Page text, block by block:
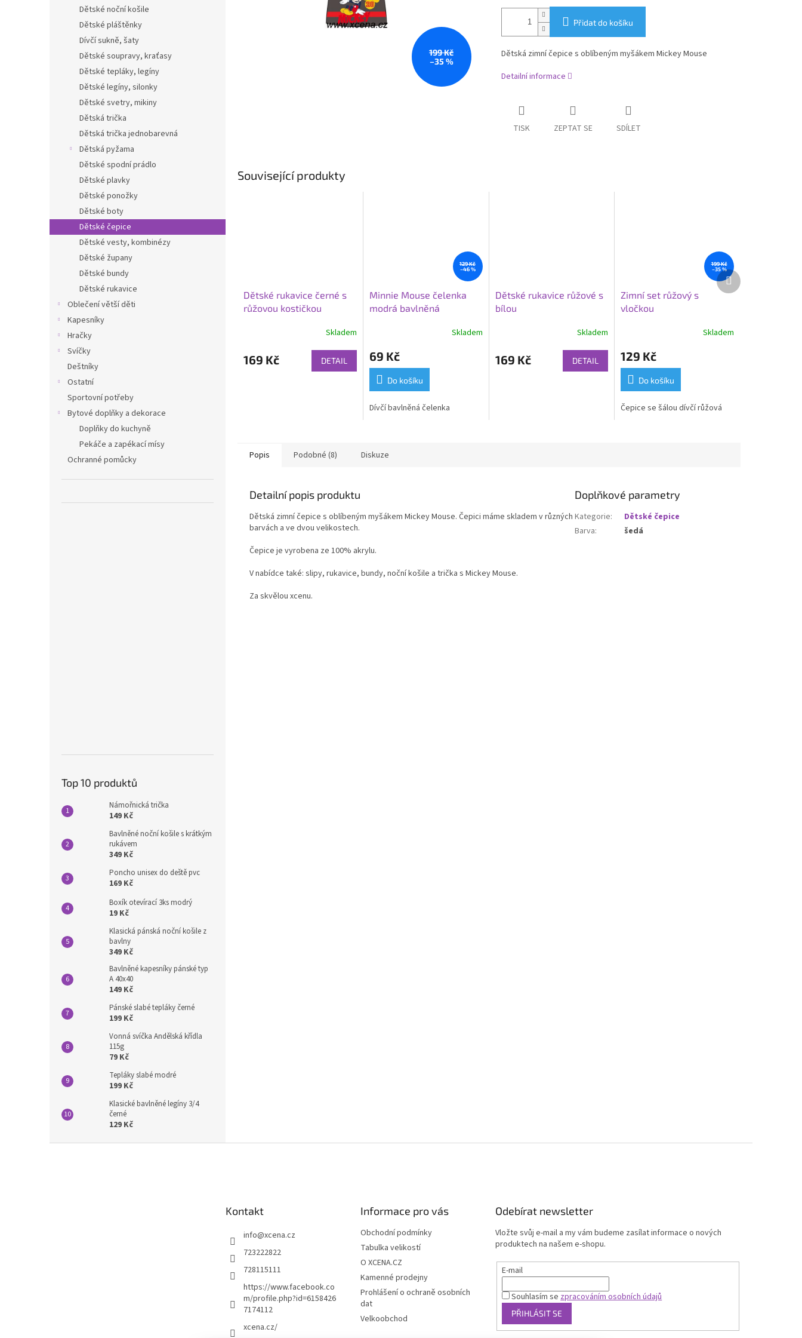
Dětské noční košile
Dětské pláštěnky
Dívčí sukně, šaty
Dětské soupravy, kraťasy
Dětské tepláky, legíny
Dětské legíny, silonky
Dětské svetry, mikiny
Dětská trička
Dětská trička jednobarevná
Dětská pyžama
Dětské spodní prádlo
Dětské plavky
Dětské ponožky
Dětské boty
Dětské čepice
Dětské vesty, kombinézy
Dětské župany
Dětské bundy
Dětské rukavice
Oblečení větší děti
Kapesníky
Hračky
Svíčky
Deštníky
Ostatní
Sportovní potřeby
Bytové doplňky a dekorace
Doplňky do kuchyně
Pekáče a zapékací mísy
Ochranné pomůcky
Top 10 produktů
Námořnická trička
149 Kč
Bavlněné noční košile s krátkým
rukávem
349 Kč
Poncho unisex do deště pvc
169 Kč
Boxík otevírací 3ks modrý
19 Kč
Klasická pánská noční košile z
bavlny
349 Kč
Bavlněné kapesníky pánské typ
A 40x40
149 Kč
Pánské slabé tepláky černé
199 Kč
Vonná svíčka Andělská křídla
115g
79 Kč
Tepláky slabé modré
199 Kč
Klasické bavlněné legíny 3/4
černé
129 Kč
199 Kč
–35 %
Přidat do košíku
Dětská zimní čepice s oblíbeným myšákem Mickey Mouse
Detailní informace
TISK ZEPTAT SE SDÍLET
Související produkty
Dětské rukavice černé s
růžovou kostičkou
Skladem
169 Kč DETAIL
129 Kč
–46 %
Minnie Mouse čelenka
modrá bavlněná
Skladem
69 Kč
Do košíku
Dívčí bavlněná čelenka
Dětské rukavice růžové s
bílou
Skladem
169 Kč DETAIL
199 Kč
–35 %
Zimní set růžový s
vločkou
Skladem
129 Kč
Do košíku
Čepice se šálou dívčí růžová
Další
produkt
Popis Podobné (8) Diskuze
Detailní popis produktu
Dětská zimní čepice s oblíbeným myšákem Mickey Mouse. Čepici máme skladem v různých
barvách a ve dvou velikostech.
Čepice je vyrobena ze 100% akrylu.
V nabídce také: slipy, rukavice, bundy, noční košile a trička s Mickey Mouse.
Za skvělou xcenu.
Doplňkové parametry
Kategorie:
Dětské čepice
Barva: šedá
Kontakt
info@xcena.cz
723222822
728115111
https://www.facebook.co
m/profile.php?id=6158426
7174112
xcena.cz/
Informace pro vás
Obchodní podmínky
Tabulka velikostí
O XCENA.CZ
Kamenné prodejny
Prohlášení o ochraně osobních
dat
Velkoobchod
Odebírat newsletter
Vložte svůj e-mail a my vám budeme zasílat informace o nových
produktech na našem e-shopu.
E-mail
Souhlasím se zpracováním osobních údajů
PŘIHLÁSIT SE